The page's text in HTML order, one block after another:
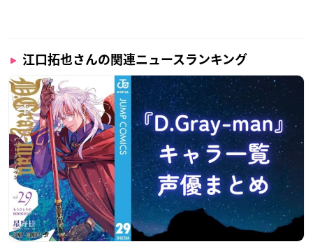
江口拓也さんの関連ニュースランキング